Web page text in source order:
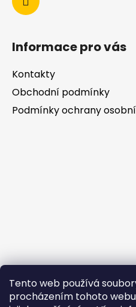
Tento web používá
procházením tohoto
Informace pro vás
Kontakty
Obchodní podmínky
Podmínky ochrany